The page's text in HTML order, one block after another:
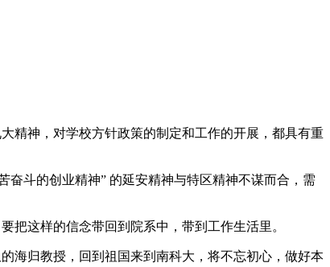
精神，对学校方针政策的制定和工作的开展，都具有重
奋斗的创业精神” 的延安精神与特区精神不谋而合，需
把这样的信念带回到院系中，带到工作生活里。
海归教授，回到祖国来到南科大，将不忘初心，做好本